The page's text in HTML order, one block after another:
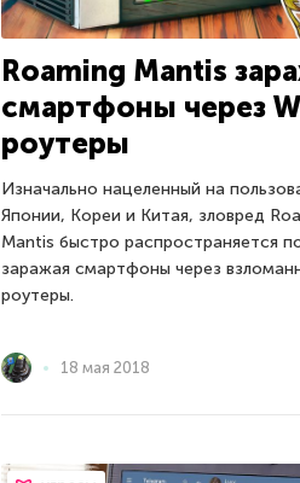
Roaming Mantis
смартфоны через
роутеры
Изначально нацеленный на
Японии, Кореи и Китая, зловред
Mantis быстро распространяется
заражая смартфоны через
роутеры.
18 мая 2018